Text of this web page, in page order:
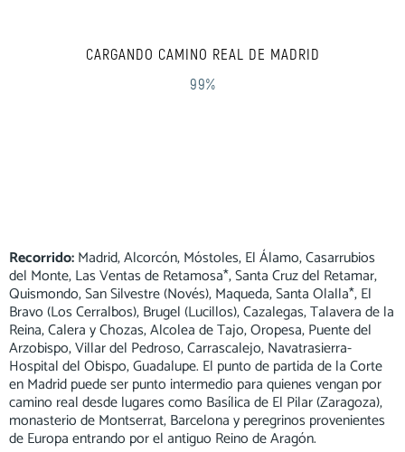
Recorrido:Madrid, Alcorcón, Móstoles, El Álamo, Casarrubios
del Monte, Las Ventas de Retamosa*, Santa Cruz del Retamar,
Quismondo, San Silvestre (Novés), Maqueda, Santa Olalla*, El
Bravo (Los Cerralbos), Brugel (Lucillos), Cazalegas, Talavera de la
Reina, Calera y Chozas, Alcolea de Tajo, Oropesa, Puente del
Arzobispo, Villar del Pedroso, Carrascalejo, Navatrasierra-
Hospital del Obispo, Guadalupe. El punto de partida de la Corte
en Madrid puede ser punto intermedio para quienes vengan por
camino real desde lugares como Basílica de El Pilar (Zaragoza),
monasterio de Montserrat, Barcelona y peregrinos provenientes
de Europa entrando por el antiguo Reino de Aragón.